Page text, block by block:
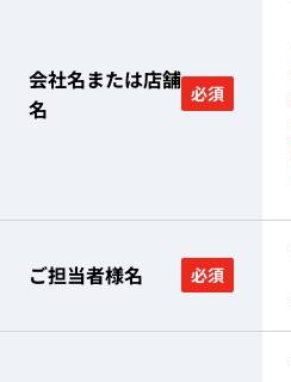
会社名または店舗
名
必須
ご担当者様名 必須